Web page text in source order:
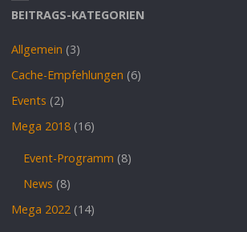
BEITRAGS-KATEGORIEN
Allgemein (3)
Cache-Empfehlungen (6)
Events (2)
Mega 2018 (16)
Event-Programm (8)
News (8)
Mega 2022 (14)